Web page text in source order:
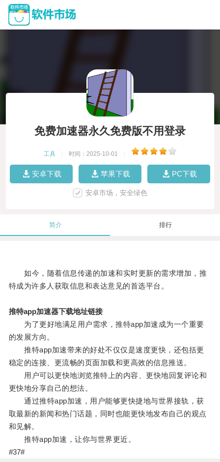
免费加速器永久免费版不用登录
工具 时间：2025-10-01
安卓下载 苹果下载 PC下载
安卓市场，安全绿色
简介 排行
如今，随着信息传递的加速和实时更新的需求增加，推
特成为许多人获取信息和表达意见的首选平台。
推特app加速器下载地址链接
为了更好地满足用户需求，推特app加速成为一个重要
的发展方向。
推特app加速带来的好处不仅仅是速度更快，还包括更
稳定的连接、更流畅的页面加载和更高效的信息推送。
用户可以更快地浏览推特上的内容、更快地回复评论和
更快地分享自己的想法。
通过推特app加速，用户能够更快捷地与世界接轨，获
取最新的新闻和热门话题，同时也能更快地发布自己的观点
和见解。
推特app加速，让你与世界更近。
#37#